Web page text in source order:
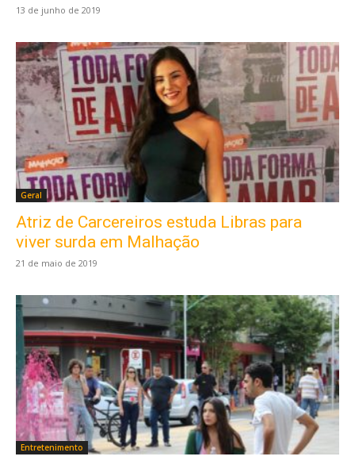
13 de junho de 2019
Geral
Atriz de Carcereiros estuda Libras para
viver surda em Malhação
21 de maio de 2019
Entretenimento